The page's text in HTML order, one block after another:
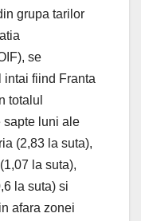
grupa tarilor
se
intai fiind Franta
totalul
sapte luni ale
(2,83 la suta),
la suta),
la suta) si
afara zonei